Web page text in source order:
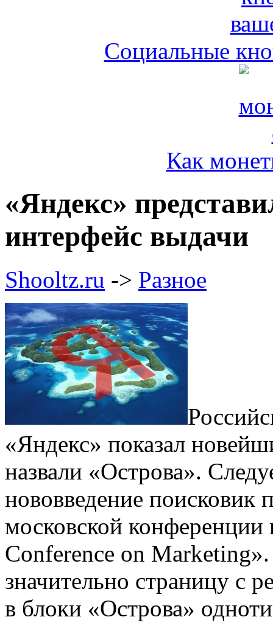
Социальные
Как
«Яндекс»
интерфейс выдачи
Shooltz.ru -> Разное
«Яндекс» показал
назвали «Острова».
нововведение поисковик
московской конференции
Conference on
значительно страницу с
в блоки «Острова»